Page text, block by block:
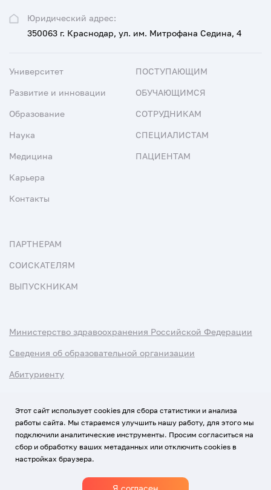
Юридический адрес:
350063 г. Краснодар, ул. им. Митрофана Седина, 4
Университет
Развитие и инновации
Образование
Наука
Медицина
Карьера
Контакты
ПОСТУПАЮЩИМ
ОБУЧАЮЩИМСЯ
СОТРУДНИКАМ
СПЕЦИАЛИСТАМ
ПАЦИЕНТАМ
ПАРТНЕРАМ
СОИСКАТЕЛЯМ
ВЫПУСКНИКАМ
Министерство здравоохранения Российской Федерации
Сведения об образовательной организации
Абитуриенту
Использование Cookies
Политика обработки персональных данных
Этот сайт использует cookies для сбора статистики и анализа
работы сайта. Мы стараемся улучшить нашу работу, для этого мы
подключили аналитические инструменты. Просим согласиться на
сбор и обработку ваших метаданных или отключить cookies в
настройках браузера.
Я согласен